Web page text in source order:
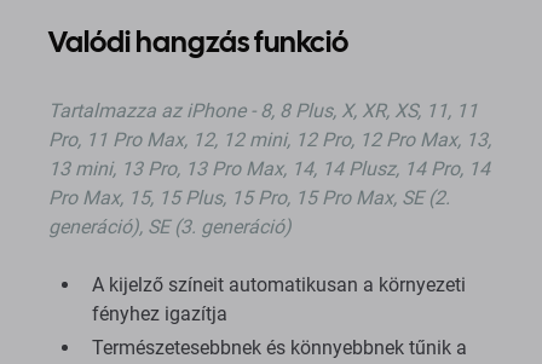
Valódi hangzás funkció
Tartalmazza az iPhone - 8, 8 Plus, X, XR, XS, 11, 11
Pro, 11 Pro Max, 12, 12 mini, 12 Pro, 12 Pro Max, 13,
13 mini, 13 Pro, 13 Pro Max, 14, 14 Plusz, 14 Pro, 14
Pro Max, 15, 15 Plus, 15 Pro, 15 Pro Max, SE (2.
generáció), SE (3. generáció)
A kijelző színeit automatikusan a környezeti
fényhez igazítja
Természetesebbnek és könnyebbnek tűnik a